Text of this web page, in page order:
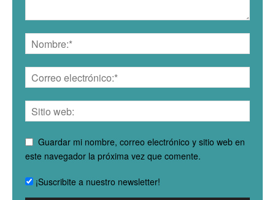
Guardar mi nombre, correo electrónico y sitio web en
este navegador la próxima vez que comente.
¡Suscribite a nuestro newsletter!